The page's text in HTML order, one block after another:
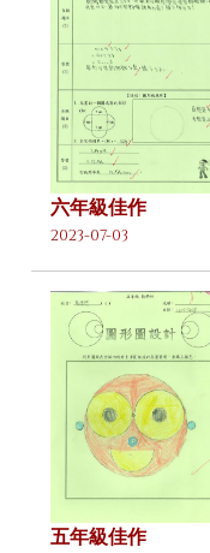
六年級佳作
2023-07-03
五年級佳作